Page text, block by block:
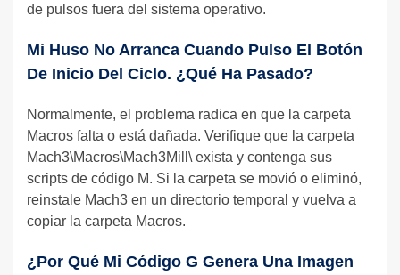
de pulsos fuera del sistema operativo.
Mi Huso No Arranca Cuando Pulso El Botón
De Inicio Del Ciclo. ¿Qué Ha Pasado?
Normalmente, el problema radica en que la carpeta
Macros falta o está dañada. Verifique que la carpeta
Mach3\Macros\Mach3Mill\ exista y contenga sus
scripts de código M. Si la carpeta se movió o eliminó,
reinstale Mach3 en un directorio temporal y vuelva a
copiar la carpeta Macros.
¿Por Qué Mi Código G Genera Una Imagen